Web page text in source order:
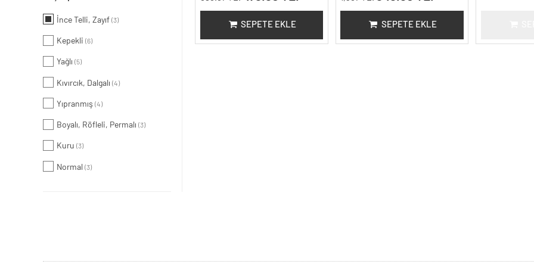
İnce Telli, Zayıf (3)
Kepekli (6)
Yağlı (5)
Kıvırcık, Dalgalı (4)
Yıpranmış (4)
Boyalı, Röfleli, Permalı (3)
Kuru (3)
Normal (3)
SEPETE EKLE SEPETE EKLE